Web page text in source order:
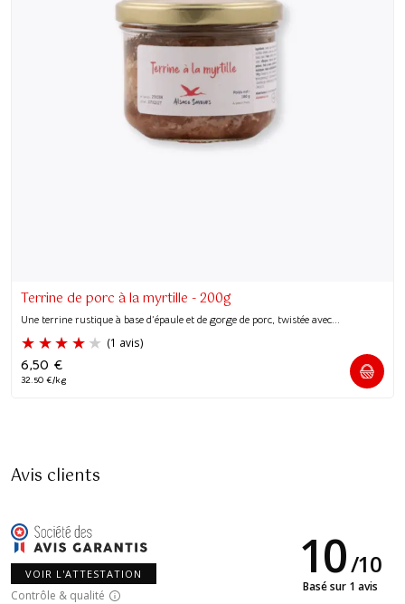
Terrine de porc à la myrtille - 200g
Une terrine rustique à base d’épaule et de gorge de porc, twistée avec...
6,50 €
32.50 €/kg
Avis clients
VOIR L'ATTESTATION
Contrôle & qualité
10/10
Basé sur 1 avis